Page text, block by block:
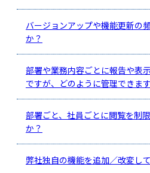
バージョンアップや機能更新の
か？
部署や業務内容ごとに報告や表
ですが、どのように管理できま
部署ごと、社員ごとに閲覧を制
か？
弊社独自の機能を追加／改変し